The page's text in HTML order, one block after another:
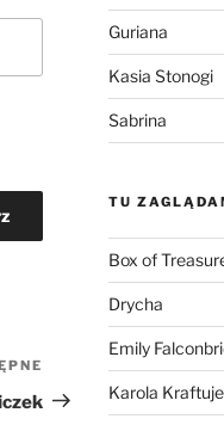
Następny
wpis
Guriana
Kasia Stonogi
Sabrina
TU
Box of
Drycha
Emily
Karola Kraftuje